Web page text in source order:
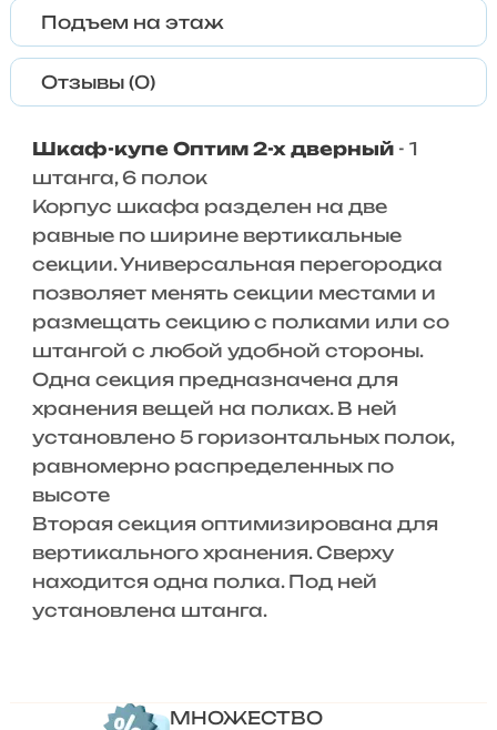
Подъем на этаж
Отзывы (0)
Шкаф-купе Оптим 2-х дверный- 1
штанга, 6 полок
Корпус шкафа разделен на две
равные по ширине вертикальные
секции. Универсальная перегородка
позволяет менять секции местами и
размещать секцию с полками или со
штангой с любой удобной стороны.
Одна секция предназначена для
хранения вещей на полках. В ней
установлено 5 горизонтальных полок,
равномерно распределенных по
высоте
Вторая секция оптимизирована для
вертикального хранения. Сверху
находится одна полка. Под ней
установлена штанга.
МНОЖЕСТВО